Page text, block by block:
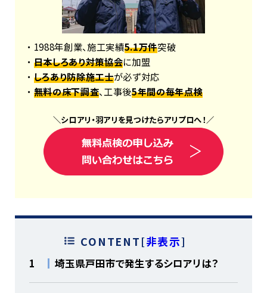
・ 1988年創業、施工実績5.1万件突破
・ 日本しろあり対策協会に加盟
・ しろあり防除施工士が必ず対応
・ 無料の床下調査、工事後5年間の毎年点検
＼シロアリ ・羽アリを見つけたらアリプロへ！ ／
CONTENT[非表示]
1 埼玉県戸田市で発生するシロアリは？